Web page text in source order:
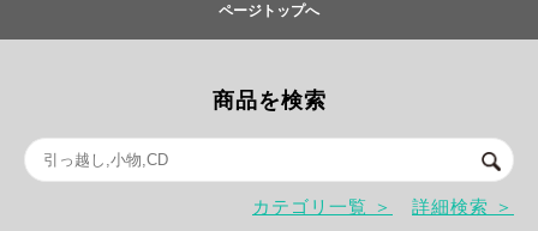
ページトップへ
商品を検索
カテゴリ一覧 ＞ 詳細検索 ＞